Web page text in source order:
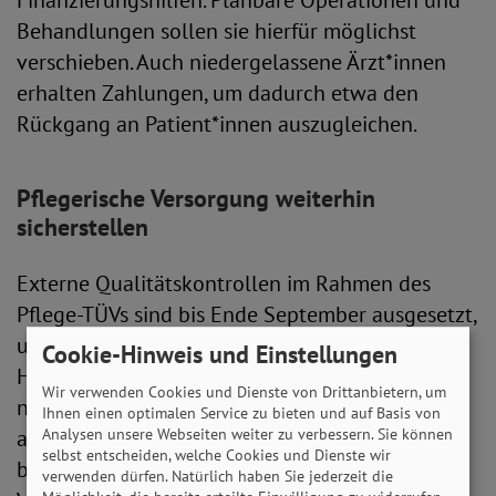
Behandlungen sollen sie hierfür möglichst
verschieben. Auch niedergelassene Ärzt*innen
erhalten Zahlungen, um dadurch etwa den
Rückgang an Patient*innen auszugleichen.
Pflegerische Versorgung weiterhin
sicherstellen
Externe Qualitätskontrollen im Rahmen des
Pflege-TÜVs sind bis Ende September ausgesetzt,
um dadurch das Pflegepersonal zu entlasten.
Hinweisen auf Missstände wird weiterhin
nachgegangen. Um die pflegerische Versorgung
aufrechtzuerhalten, können Anbieter zudem
befristet von gesetzlichen und vertraglichen
Cookie-Hinweis und Einstellungen
Wir verwenden Cookies und Dienste von Drittanbietern, um
Ihnen einen optimalen Service zu bieten und auf Basis von
Analysen unsere Webseiten weiter zu verbessern. Sie können
selbst entscheiden, welche Cookies und Dienste wir
verwenden dürfen. Natürlich haben Sie jederzeit die